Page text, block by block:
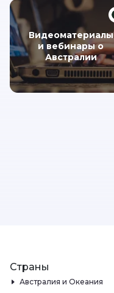
Видеоматериалы
и вебинары о
Австралии
Страны
Австралия и Океания